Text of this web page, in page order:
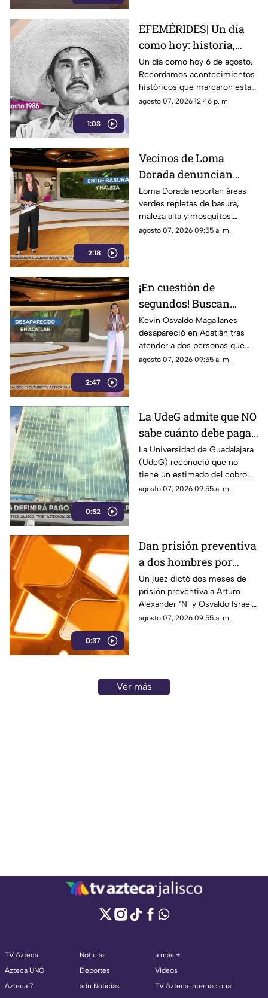
1:03
EFEMÉRIDES| Un día
como hoy: historia,
cine y acontecimientos
que marcaron el 6 de
agosto
Un día como hoy 6 de agosto.
Recordamos acontecimientos
históricos que marcaron esta
fecha, desde el cine mexicano
agosto 07, 2026 12:46 p. m.
2:18
Vecinos de Loma
Dorada denuncian
abandono total de
áreas verdes
Loma Dorada reportan áreas
verdes repletas de basura,
maleza alta y mosquitos.
Exigen atención inmediata a
agosto 07, 2026 09:55 a. m.
2:47
¡En cuestión de
segundos! Buscan
desesperadamente a
Kevin Osvaldo
Magallanes
Kevin Osvaldo Magallanes
desapareció en Acatlán tras
atender a dos personas que
pidieron hablar con él.
agosto 07, 2026 09:55 a. m.
0:52
La UdeG admite que NO
sabe cuánto debe pagar
al SIAPA por sus
inmuebles
La Universidad de Guadalajara
(UdeG) reconoció que no
tiene un estimado del cobro
de agua en sus inmuebles
agosto 07, 2026 09:55 a. m.
0:37
Dan prisión preventiva
a dos hombres por
brutal caso de crueldad
animal de la perrita
'Vaquita'
Un juez dictó dos meses de
prisión preventiva a Arturo
Alexander ‘N’ y Osvaldo Israel
‘N’ por la agresión a la perrita
agosto 07, 2026 09:55 a. m.
Ver más
TV Azteca
Azteca UNO
Azteca 7
Noticias
Deportes
adn Noticias
a más +
Videos
TV Azteca Internacional